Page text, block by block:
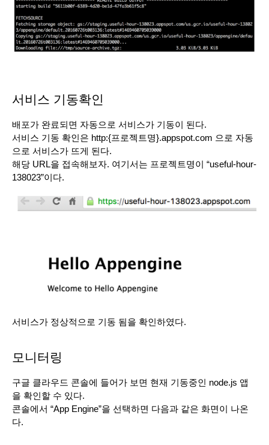
서비스 기동확인
배포가 완료되면 자동으로 서비스가 기동이 된다.
서비스 기동 확인은 http:{프로젝트명}.appspot.com 으로 자동
으로 서비스가 뜨게 된다.
해당 URL을 접속해보자. 여기서는 프로젝트명이 “useful-hour-
138023”이다.
서비스가 정상적으로 기동 됨을 확인하였다.
모니터링
구글 클라우드 콘솔에 들어가 보면 현재 기동중인 node.js 앱
을 확인할 수 있다.
콘솔에서 “App Engine”을 선택하면 다음과 같은 화면이 나온
다.